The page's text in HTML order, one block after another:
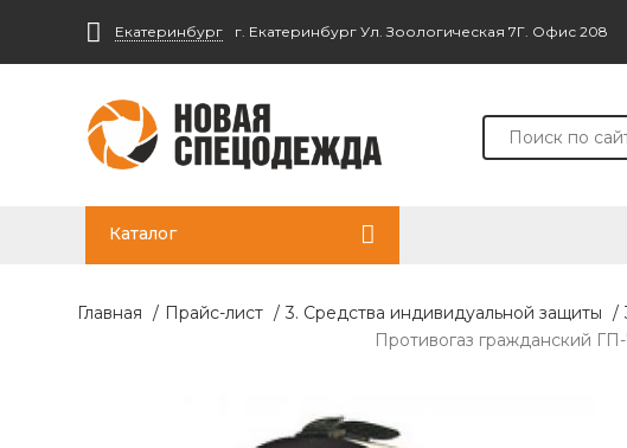
Екатеринбург г. Екатеринбург Ул. Зоологическая 7Г. Офис 208
Каталог
Главная / Прайс-лист / 3. Средства индивидуальной защиты /
Противогаз гражданский